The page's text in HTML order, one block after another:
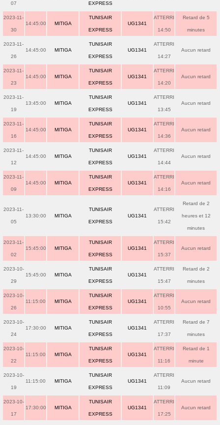
07 EXPRESS
2023-11-
30
14:45:00 MITIGA
TUNISAIR
EXPRESS
UG1341
ATTERRI
14:50
Retard de 5
minutes
2023-11-
26
14:45:00 MITIGA
TUNISAIR
EXPRESS
UG1341
ATTERRI
14:27
Aucun retard
2023-11-
23
14:45:00 MITIGA
TUNISAIR
EXPRESS
UG1341
ATTERRI
14:20
Aucun retard
2023-11-
19
13:45:00 MITIGA
TUNISAIR
EXPRESS
UG1341
ATTERRI
13:45
Aucun retard
2023-11-
16
14:45:00 MITIGA
TUNISAIR
EXPRESS
UG1341
ATTERRI
14:36
Aucun retard
2023-11-
12
14:45:00 MITIGA
TUNISAIR
EXPRESS
UG1341
ATTERRI
14:44
Aucun retard
2023-11-
09
14:45:00 MITIGA
TUNISAIR
EXPRESS
UG1341
ATTERRI
14:16
Aucun retard
2023-11-
05
13:30:00 MITIGA
TUNISAIR
EXPRESS
UG1341
ATTERRI
15:42
Retard de 2
heures et 12
minutes
2023-11-
02
15:45:00 MITIGA
TUNISAIR
EXPRESS
UG1341
ATTERRI
15:37
Aucun retard
2023-10-
29
15:45:00 MITIGA
TUNISAIR
EXPRESS
UG1341
ATTERRI
15:47
Retard de 2
minutes
2023-10-
26
11:15:00 MITIGA
TUNISAIR
EXPRESS
UG1341
ATTERRI
10:55
Aucun retard
2023-10-
24
17:30:00 MITIGA
TUNISAIR
EXPRESS
UG1341
ATTERRI
17:37
Retard de 7
minutes
2023-10-
22
11:15:00 MITIGA
TUNISAIR
EXPRESS
UG1341
ATTERRI
11:16
Retard de 1
minute
2023-10-
19
11:15:00 MITIGA
TUNISAIR
EXPRESS
UG1341
ATTERRI
11:09
Aucun retard
2023-10-
17
17:30:00 MITIGA
TUNISAIR
EXPRESS
UG1341
ATTERRI
17:25
Aucun retard